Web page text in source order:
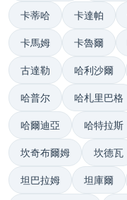
卡蒂哈 卡達帕
卡馬姆 卡魯爾
古達勒 哈利沙爾
哈普尔 哈札里巴格
哈爾迪亞 哈特拉斯
坎奇布爾姆 坎德瓦
坦巴拉姆 坦庫爾